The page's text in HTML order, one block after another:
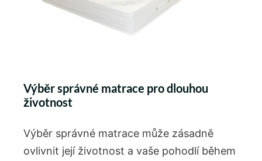
Výběr správné matrace pro dlouhou
životnost
Výběr správné⁣ matrace může zásadně
⁢ovlivnit její životnost a vaše pohodlí během